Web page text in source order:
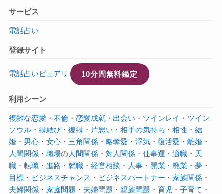
サービス
電話占い
登録サイト
電話占いピュアリ 10分間無料鑑定
利用シーン
複雑な恋愛 ・ 不倫・ 恋愛成就・ 出会い ・ ツインレイ ・ ツイン
ソウル・ 縁結び・ 復縁 ・ 片思い ・ 相手の気持ち ・ 相性 ・ 結
婚・ 男心・ 女心・ 三角関係・ 略奪愛 ・ 浮気・ 復活愛 ・ 離婚・
人間関係・ 職場の人間関係・ 対人関係・ 仕事運 ・ 適職・ 天
職・ 転職・ 進路 ・ 就職・ 経営相談 ・ 人事・ 開業 ・ 廃業 ・ 夢・
目標・ ビジネスチャンス ・ ビジネスパートナー ・ 家族関係・
夫婦関係・ 家庭問題 ・ 夫婦問題 ・ 親族問題 ・ 育児 ・ 子育て ・